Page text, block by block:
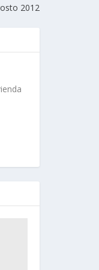
2012